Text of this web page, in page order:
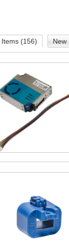
Items (156) New